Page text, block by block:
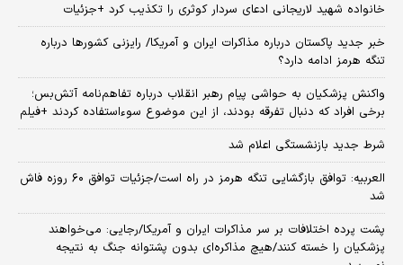
خانواده شهید لاریجانی ادعای سردار کوثری را تکذیب کرد +جزئیات
خبر جدید پاکستان درباره مذاکرات ایران و آمریکا/ رایزنی کشورها درباره
تنگه هرمز ادامه دارد؟
واکنش پزشکیان به حواشی پیام رهبر انقلاب درباره تفاهم‌نامه آتش‌بس؛
برخی افراد که دنبال تفرقه بودند، از این موضوع سوءاستفاده کردند +فیلم
شرط جدید بازنشستگی اعلام شد
العربیه: توافق بازگشایی تنگه هرمز در راه است/جزئیات توافق ۶۰ روزه فاش
شد
پشت پرده اختلافات بر سر مذاکرات ایران و آمریکا/رجایی: می‌خواهند
پزشکیان را خسته کنند/هیچ مذاکره‌ای بدون پشتوانه جنگ به نتیجه